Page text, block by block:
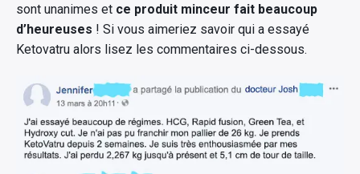
sont unanimes et ce produit minceur fait beaucoup
d’heureuses ! Si vous aimeriez savoir qui a essayé
Ketovatru alors lisez les commentaires ci-dessous.